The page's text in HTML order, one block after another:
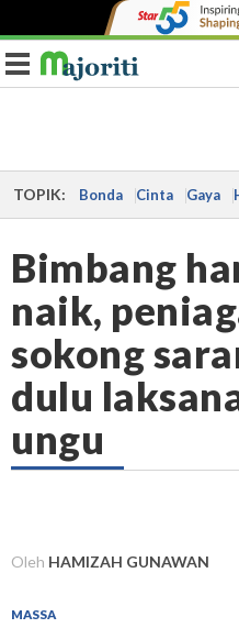
Toggle navigation
TOPIK: Bonda Cinta Gaya
Bimbang
naik,
sokong
dulu
ungu
Oleh HAMIZAH GUNAWAN
MASSA